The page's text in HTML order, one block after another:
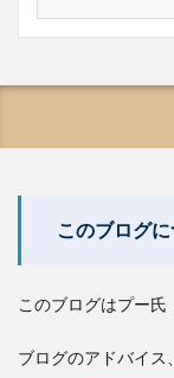
このブログ
このブログはプー氏
ブログのアドバイス